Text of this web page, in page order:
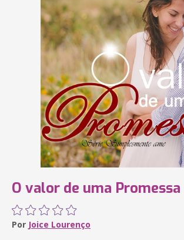
O valor de uma Promessa
Por Joice Lourenço